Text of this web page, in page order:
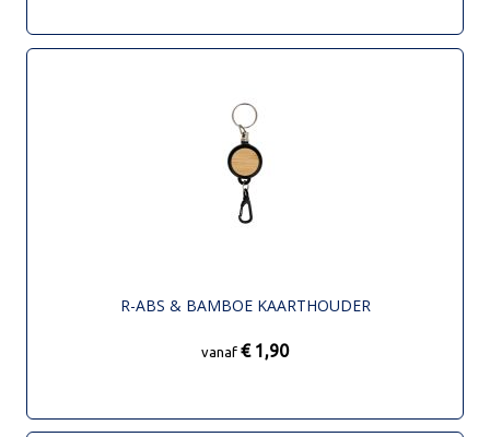
R-ABS & BAMBOE KAARTHOUDER
vanaf € 1,90